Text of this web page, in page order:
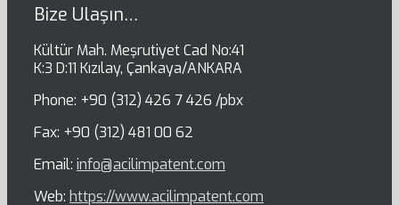
Bize Ulaşın…
Kültür Mah. Meşrutiyet Cad No:41
K:3 D:11 Kızılay, Çankaya/ANKARA
Phone: +90 (312) 426 7 426 /pbx
Fax: +90 (312) 481 00 62
Email: info@acilimpatent.com
Web: https://www.acilimpatent.com